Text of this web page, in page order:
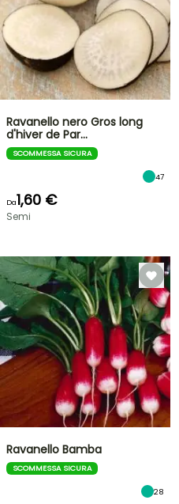
Ravanello nero Gros long
d'hiver de Par…
SCOMMESSA SICURA
47
Da1,60 €
Semi
Ravanello Bamba
SCOMMESSA SICURA
28